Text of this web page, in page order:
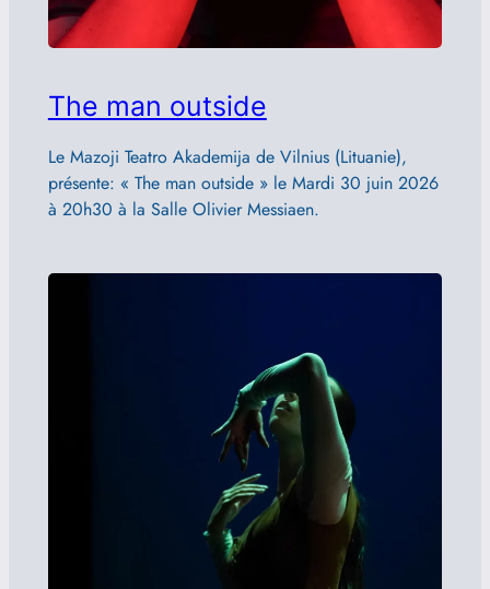
The man outside
Le Mazoji Teatro Akademija de Vilnius (Lituanie),
présente: « The man outside » le Mardi 30 juin 2026
à 20h30 à la Salle Olivier Messiaen.